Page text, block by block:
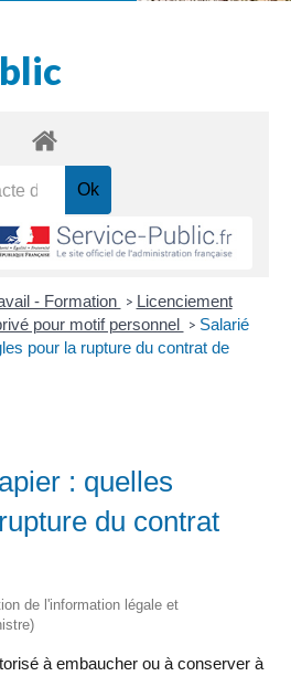
- Formation > Licenciement
pour motif personnel > Salarié
pour la rupture du contrat de
: quelles
du contrat
de l'information légale et
à embaucher ou à conserver à